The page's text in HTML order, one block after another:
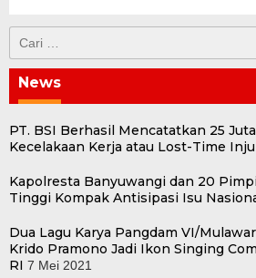
untuk:
News
PT. BSI Berhasil Mencatatkan 25
Kecelakaan Kerja atau Lost-Time
Kapolresta Banyuwangi dan 20
Tinggi Kompak Antisipasi Isu
Dua Lagu Karya Pangdam VI/
Krido Pramono Jadi Ikon Singing
RI 7 Mei 2021